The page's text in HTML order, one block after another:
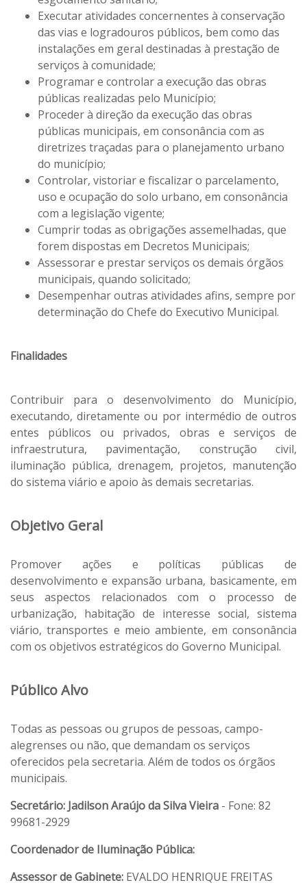
Executar atividades concernentes à conservação
das vias e logradouros públicos, bem como das
instalações em geral destinadas à prestação de
serviços à comunidade;
Programar e controlar a execução das obras
públicas realizadas pelo Município;
Proceder à direção da execução das obras
públicas municipais, em consonância com as
diretrizes traçadas para o planejamento urbano
do município;
Controlar, vistoriar e fiscalizar o parcelamento,
uso e ocupação do solo urbano, em consonância
com a legislação vigente;
Cumprir todas as obrigações assemelhadas, que
forem dispostas em Decretos Municipais;
Assessorar e prestar serviços os demais órgãos
municipais, quando solicitado;
Desempenhar outras atividades afins, sempre por
determinação do Chefe do Executivo Municipal.
Finalidades
Contribuir para o desenvolvimento do Município,
executando, diretamente ou por intermédio de outros
entes públicos ou privados, obras e serviços de
infraestrutura, pavimentação, construção civil,
iluminação pública, drenagem, projetos, manutenção
do sistema viário e apoio às demais secretarias.
Objetivo Geral
Promover ações e políticas públicas de
desenvolvimento e expansão urbana, basicamente, em
seus aspectos relacionados com o processo de
urbanização, habitação de interesse social, sistema
viário, transportes e meio ambiente, em consonância
com os objetivos estratégicos do Governo Municipal.
Público Alvo
Todas as pessoas ou grupos de pessoas, campo-
alegrenses ou não, que demandam os serviços
oferecidos pela secretaria. Além de todos os órgãos
municipais.
Secretário: Jadilson Araújo da Silva Vieira - Fone: 82
99681-2929
Coordenador de Iluminação Pública:
Assessor de Gabinete: EVALDO HENRIQUE FREITAS